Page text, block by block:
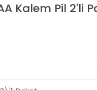
Kalem Pil 2'li